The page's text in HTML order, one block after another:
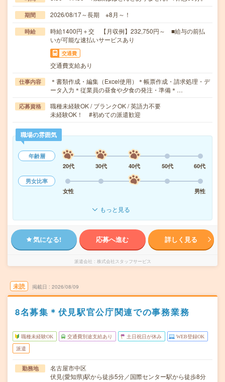
期間 2026/08/17～長期 ※8月～！
時給
時給1400円＋交 【月収例】232,750円～ ■給与の前払
いが可能な速払いサービスあり
交通費
交通費支給あり
仕事内容
＊書類作成・編集（Excel使用）＊帳票作成・請求処理・デ
ータ入力＊従業員の昼食や夕食の発注・準備＊…
応募資格
職種未経験OK / ブランクOK / 英語力不要
未経験OK！ #初めての派遣歓迎
職場の雰囲気
年齢層
20代
30代 40代 50代
60代
男女比率
女性
男性
もっと見る
気になる! 応募へ進む 詳しく見る
派遣会社 株式会社スタッフサービス
未読 掲載日 2026/08/09
8名募集＊伏見駅官公庁関連での事務業務
職種未経験OK 交通費別途支給あり 土日祝日が休み WEB登録OK
派遣
勤務地
名古屋市中区
伏見(愛知県)駅から徒歩5分／国際センター駅から徒歩8分